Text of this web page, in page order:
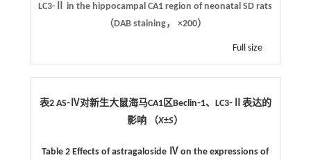
LC3-Ⅱ in the hippocampal CA1 region of neonatal SD rats
（DAB staining， ×200）
Full size
表2 AS⁃Ⅳ对新生大鼠海马CA1区Beclin⁃1、LC3⁃Ⅱ表达的
影响 （X±S）
Table 2 Effects of astragaloside Ⅳ on the expressions of